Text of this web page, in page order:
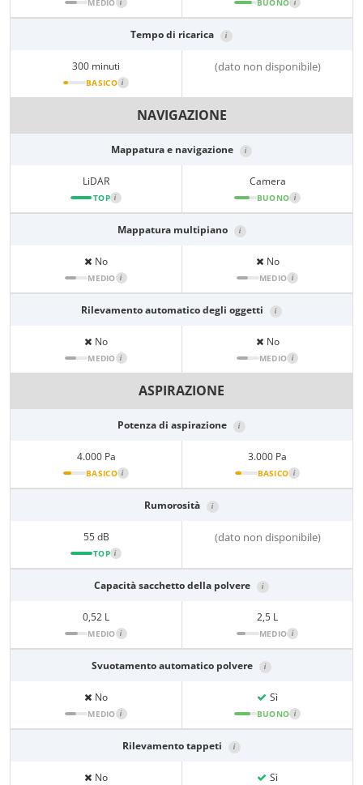
MEDIO i BUONO i
Tempo di ricarica i
300 minuti
BASICO i
(dato non disponibile)
NAVIGAZIONE
Mappatura e navigazione i
LiDAR
TOP i
Camera
BUONO i
Mappatura multipiano i
No
MEDIO i
No
MEDIO i
Rilevamento automatico degli oggetti i
No
MEDIO i
No
MEDIO i
ASPIRAZIONE
Potenza di aspirazione i
4.000 Pa
BASICO i
3.000 Pa
BASICO i
Rumorosità i
55 dB
TOP i
(dato non disponibile)
Capacità sacchetto della polvere i
0,52 L
MEDIO i
2,5 L
MEDIO i
Svuotamento automatico polvere i
No
MEDIO i
Sì
BUONO i
Rilevamento tappeti i
No Sì